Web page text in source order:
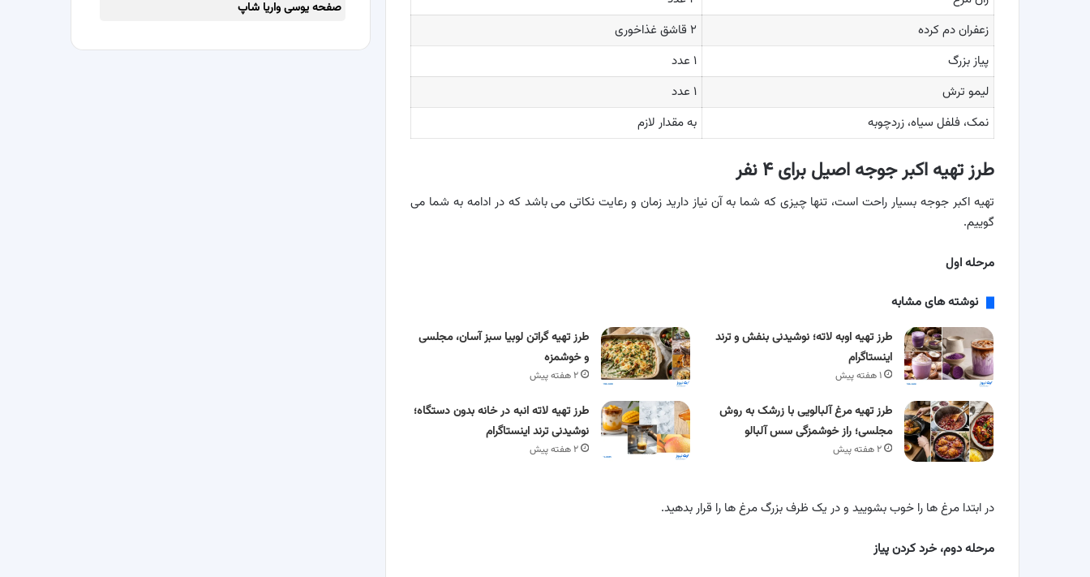
زعفران دم کرده
۲ قاشق غذاخوری
پیاز بزرگ
۱ عدد
لیمو ترش
۱ عدد
نمک، فلفل سیاه، زردچوبه
به مقدار لازم
طرز تهیه اکبر جوجه اصیل برای ۴ نفر
تهیه اکبر جوجه بسیار راحت است، تنها چیزی که شما به آن نیاز دارید زمان و رعایت نکاتی می باشد که در ادامه به شما می
گوییم.
مرحله اول
نوشته های مشابه
طرز تهیه اوبه لاته؛ نوشیدنی بنفش و ترند
اینستاگرام
۱ هفته پیش
طرز تهیه گراتن لوبیا سبز آسان، مجلسی
و خوشمزه
۲ هفته پیش
طرز تهیه مرغ آلبالویی با زرشک به روش
مجلسی؛ راز خوشمزگی سس آلبالو
۲ هفته پیش
طرز تهیه لاته انبه در خانه بدون دستگاه؛
نوشیدنی ترند اینستاگرام
۲ هفته پیش
در ابتدا مرغ ها را خوب بشویید و در یک ظرف بزرگ مرغ ها را قرار بدهید.
مرحله دوم، خرد کردن پیاز
صفحه یوسی واریا شاپ